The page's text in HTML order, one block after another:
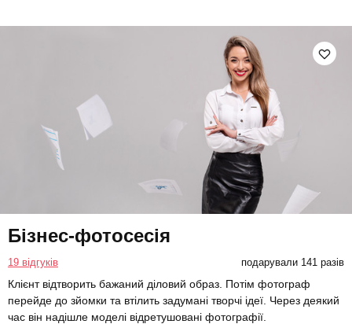
Бізнес-фотосесія
19 відгуків подарували 141 разів
Клієнт відтворить бажаний діловий образ. Потім фотограф
перейде до зйомки та втілить задумані творчі ідеї. Через деякий
час він надішле моделі відретушовані фотографії.